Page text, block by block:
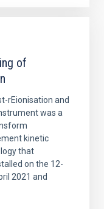
of
rEionisation and
was a
kinetic
that
on the 12-
2021 and